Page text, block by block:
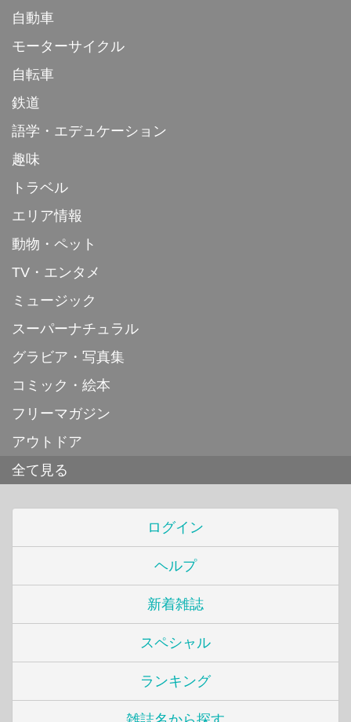
自動車
モーターサイクル
自転車
鉄道
語学・エデュケーション
趣味
トラベル
エリア情報
動物・ペット
TV・エンタメ
ミュージック
スーパーナチュラル
グラビア・写真集
コミック・絵本
フリーマガジン
アウトドア
全て見る
ログイン
ヘルプ
新着雑誌
スペシャル
ランキング